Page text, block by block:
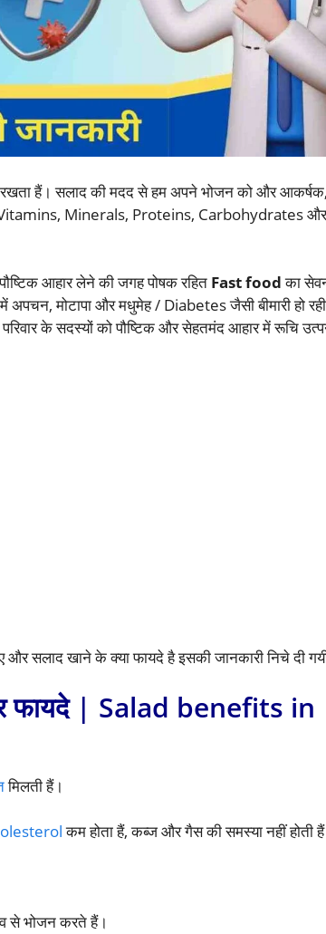
हैं। सलाद की मदद से हम अपने भोजन को और आकर्षक,
Vitamins, Minerals, Proteins, Carbohydrates
आहार लेने की जगह पोषक रहित Fast foodका
मोटापा और मधुमेह / Diabetes जैसी बीमारी हो
के सदस्यों को पौष्टिक और सेहतमंद आहार में रूचि
और सलाद खाने के क्या फायदे है इसकी जानकारी निचे दी
फायदे | Salad benefits in
मिलती हैं।
कम होता हैं, कब्ज और गैस की समस्या नहीं होती
से भोजन करते हैं।